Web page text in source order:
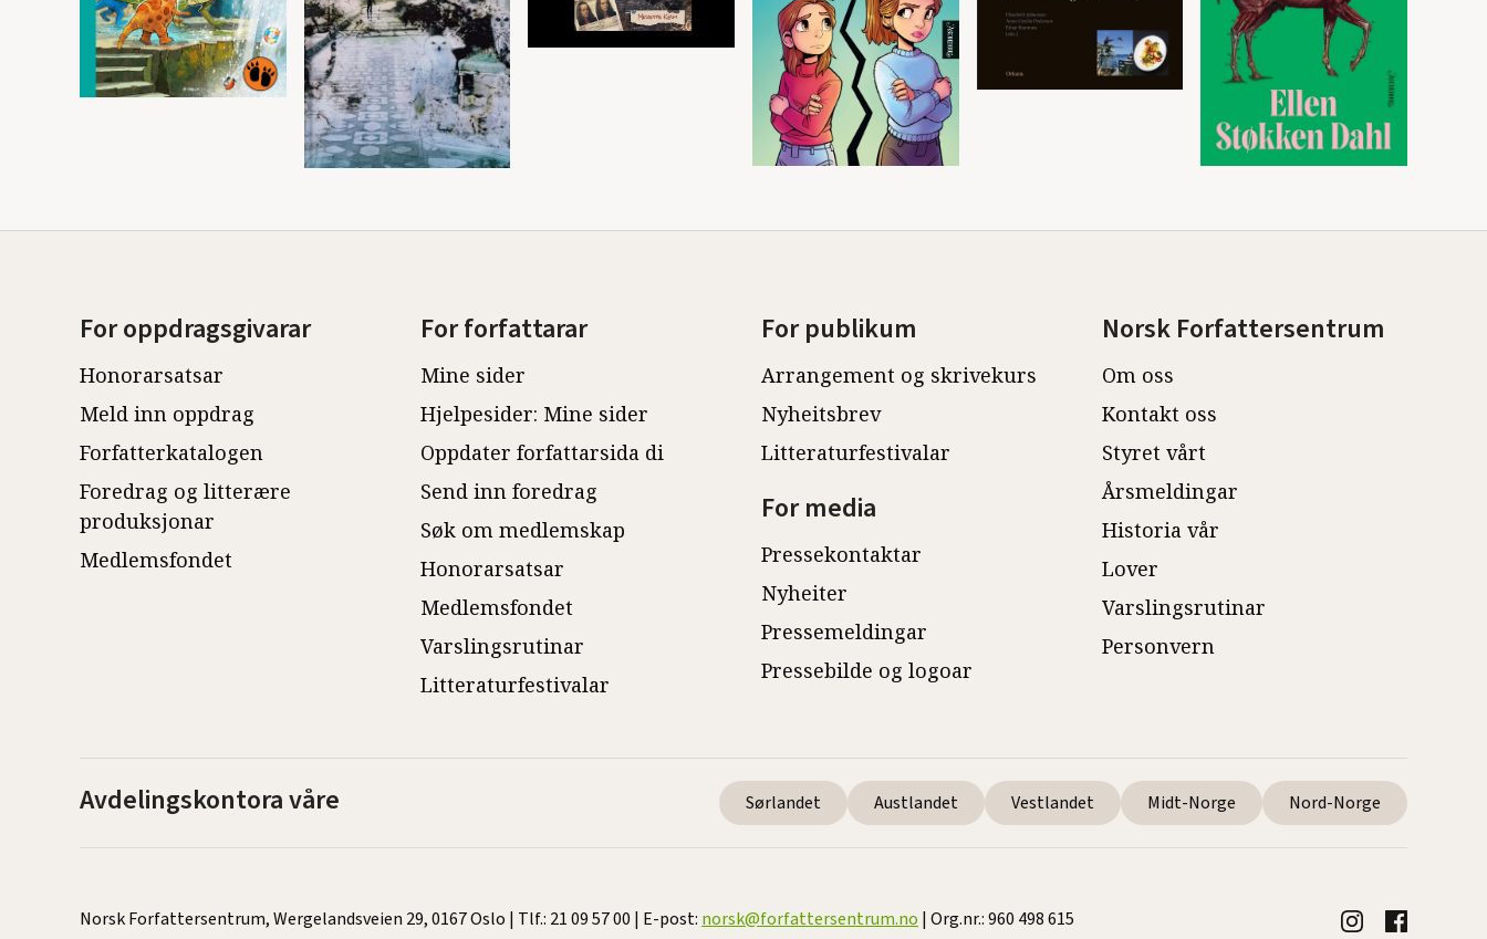
For oppdragsgivarar
Honorarsatsar
Meld inn oppdrag
Forfatterkatalogen
Foredrag og litterære
produksjonar
Medlemsfondet
For forfattarar
Mine sider
Hjelpesider: Mine sider
Oppdater forfattarsida di
Send inn foredrag
Søk om medlemskap
Honorarsatsar
Medlemsfondet
Varslingsrutinar
Litteraturfestivalar
For publikum
Arrangement og skrivekurs
Nyheitsbrev
Litteraturfestivalar
For media
Pressekontaktar
Nyheiter
Pressemeldingar
Pressebilde og logoar
Norsk Forfattersentrum
Om oss
Kontakt oss
Styret vårt
Årsmeldingar
Historia vår
Lover
Varslingsrutinar
Personvern
Avdelingskontora våre Sørlandet Austlandet Vestlandet Midt-Norge Nord-Norge
Norsk Forfattersentrum, Wergelandsveien 29, 0167 Oslo | Tlf.: 21 09 57 00 | E-post: norsk@forfattersentrum.no | Org.nr.: 960 498 615